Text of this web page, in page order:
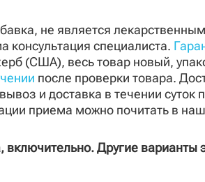
не является
консультация специалиста.
(США), весь товар новый,
после проверки товара.
и доставка в течении
приема можно почитать в
включительно. Другие варианты